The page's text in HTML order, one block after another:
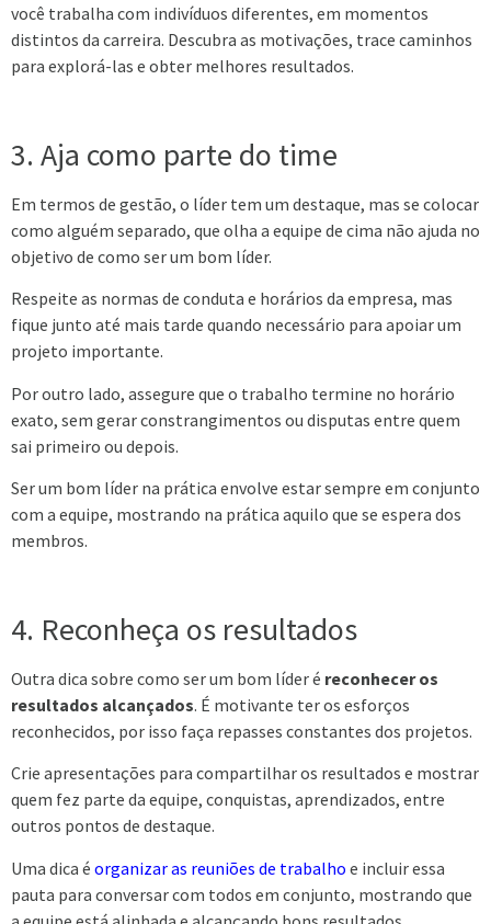
você trabalha com indivíduos diferentes, em momentos
distintos da carreira. Descubra as motivações, trace caminhos
para explorá-las e obter melhores resultados.
3. Aja como parte do time
Em termos de gestão, o líder tem um destaque, mas se colocar
como alguém separado, que olha a equipe de cima não ajuda no
objetivo de como ser um bom líder.
Respeite as normas de conduta e horários da empresa, mas
fique junto até mais tarde quando necessário para apoiar um
projeto importante.
Por outro lado, assegure que o trabalho termine no horário
exato, sem gerar constrangimentos ou disputas entre quem
sai primeiro ou depois.
Ser um bom líder na prática envolve estar sempre em conjunto
com a equipe, mostrando na prática aquilo que se espera dos
membros.
4. Reconheça os resultados
Outra dica sobre como ser um bom líder é reconhecer os
resultados alcançados. É motivante ter os esforços
reconhecidos, por isso faça repasses constantes dos projetos.
Crie apresentações para compartilhar os resultados e mostrar
quem fez parte da equipe, conquistas, aprendizados, entre
outros pontos de destaque.
Uma dica é organizar as reuniões de trabalho e incluir essa
pauta para conversar com todos em conjunto, mostrando que